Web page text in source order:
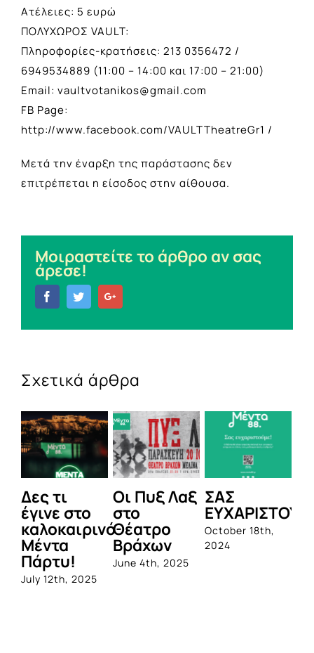
Ατέλειες: 5 ευρώ
ΠΟΛΥΧΩΡΟΣ VAULT:
Πληροφορίες-κρατήσεις: 213 0356472 /
6949534889 (11:00 – 14:00 και 17:00 – 21:00)
Email: vaultvotanikos@gmail.com
FB Page:
http://www.facebook.com/VAULTTheatreGr1 /
Μετά την έναρξη της παράστασης δεν
επιτρέπεται η είσοδος στην αίθουσα.
Μοιραστείτε το άρθρο αν σας
άρεσε!
FacebookTwitter
Σχετικά άρθρα
στο
2025
Οι Πυξ Λαξ
στο
Θέατρο
Βράχων
June 4th, 2025
ΣΑΣ
ΕΥΧΑΡΙΣΤΟΥΜΕ!
October 18th,
2024
1η